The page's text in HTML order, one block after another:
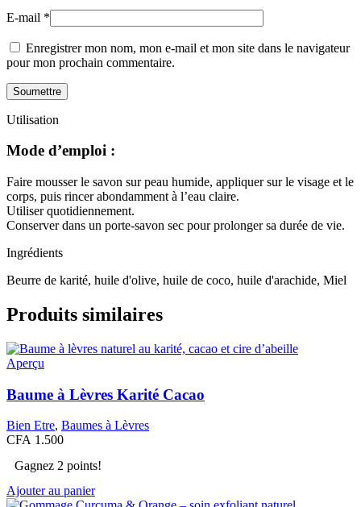
E-mail *
Enregistrer mon nom, mon e-mail et mon site dans le navigateur
pour mon prochain commentaire.
Utilisation
Mode d’emploi :
Faire mousser le savon sur peau humide, appliquer sur le visage et le
corps, puis rincer abondamment à l’eau claire.
Utiliser quotidiennement.
Conserver dans un porte-savon sec pour prolonger sa durée de vie.
Ingrédients
Beurre de karité, huile d'olive, huile de coco, huile d'arachide, Miel
Produits similaires
Aperçu
Baume à Lèvres Karité Cacao
Bien Etre, Baumes à Lèvres
CFA 1.500
Gagnez 2 points!
Ajouter au panier